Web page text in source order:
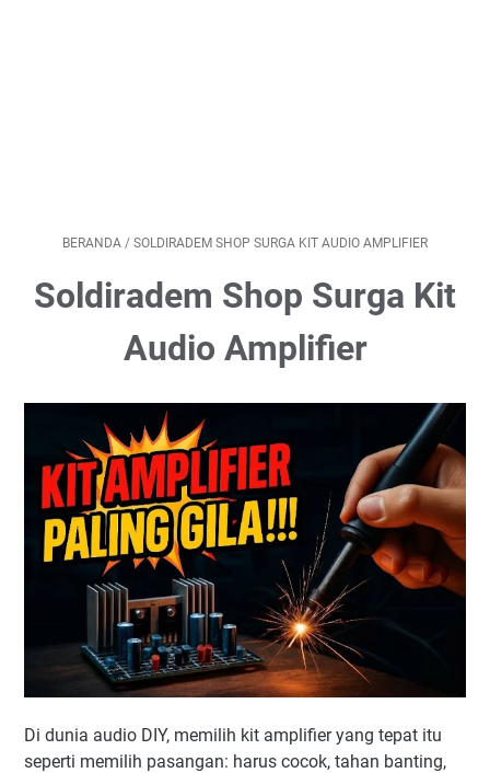
BERANDA / SOLDIRADEM SHOP SURGA KIT AUDIO AMPLIFIER
Soldiradem Shop Surga Kit
Audio Amplifier
Di dunia audio DIY, memilih kit amplifier yang tepat itu
seperti memilih pasangan: harus cocok, tahan banting,